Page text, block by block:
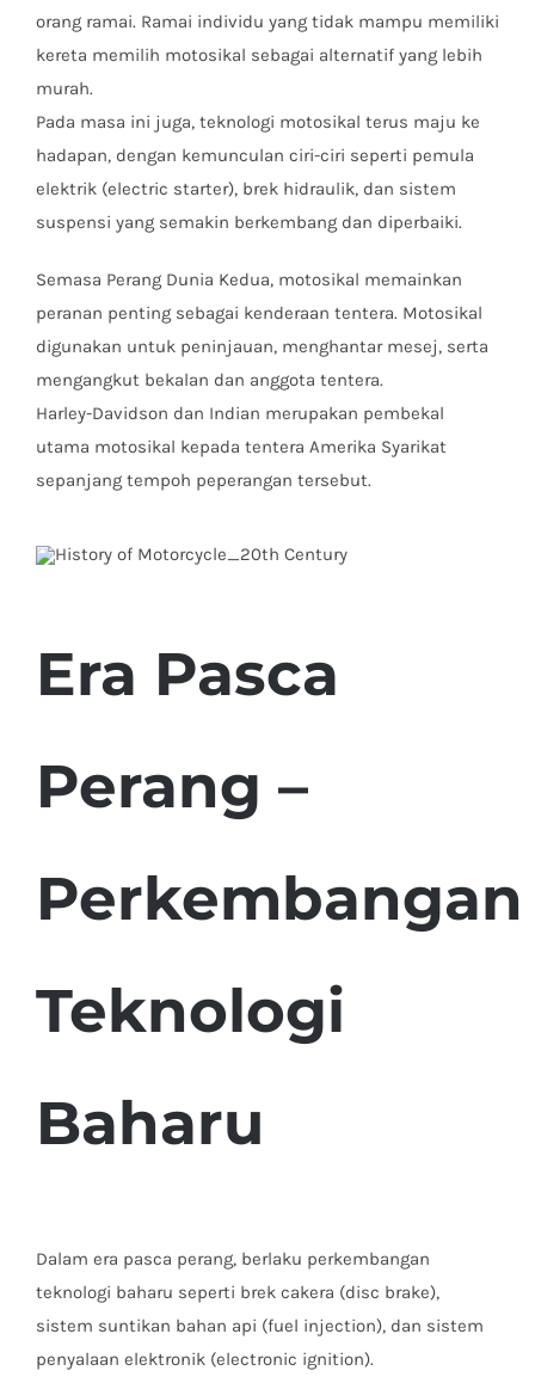
orang ramai. Ramai individu yang tidak mampu memiliki
kereta memilih motosikal sebagai alternatif yang lebih
murah.
Pada masa ini juga, teknologi motosikal terus maju ke
hadapan, dengan kemunculan ciri-ciri seperti pemula
elektrik (electric starter), brek hidraulik, dan sistem
suspensi yang semakin berkembang dan diperbaiki.
Semasa Perang Dunia Kedua, motosikal memainkan
peranan penting sebagai kenderaan tentera. Motosikal
digunakan untuk peninjauan, menghantar mesej, serta
mengangkut bekalan dan anggota tentera.
Harley-Davidson dan Indian merupakan pembekal
utama motosikal kepada tentera Amerika Syarikat
sepanjang tempoh peperangan tersebut.
Era Pasca
Perang –
Perkembangan
Teknologi
Baharu
Dalam era pasca perang, berlaku perkembangan
teknologi baharu seperti brek cakera (disc brake),
sistem suntikan bahan api (fuel injection), dan sistem
penyalaan elektronik (electronic ignition).